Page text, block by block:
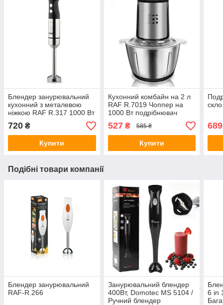
Блендер занурювальний
кухонний з металевою
ніжкою RAF R.317 1000 Вт
720 ₴
Купити
Кухонний комбайн на 2 л
RAF R.7019 Чоппер на
1000 Вт подрібнювач
сталі
527₴ 585 ₴
Купити
689
Подібні товари компанії
Блендер занурювальний
RAF-R.266
Занурювальний блендер
400Вт, Domotec MS 5104 /
Ручний блендер
6 in